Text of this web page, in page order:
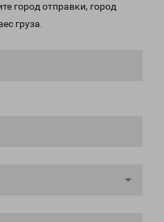
город отправки, город
груза.